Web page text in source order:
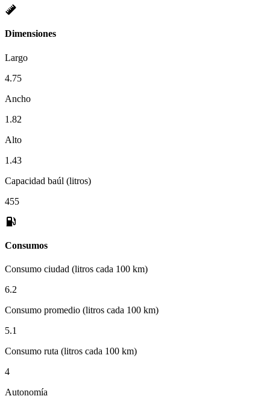
Dimensiones
Largo
4.75
Ancho
1.82
Alto
1.43
Capacidad baúl (litros)
455
Consumos
Consumo ciudad (litros cada 100 km)
6.2
Consumo promedio (litros cada 100 km)
5.1
Consumo ruta (litros cada 100 km)
4
Autonomía